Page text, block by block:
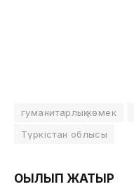
гуманитарлық көмек
Түркістан облысы
ОҚЫЛЫП ЖАТЫР